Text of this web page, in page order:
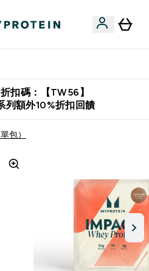
扣碼：【TW56】
列額外10%折扣回饋
包）